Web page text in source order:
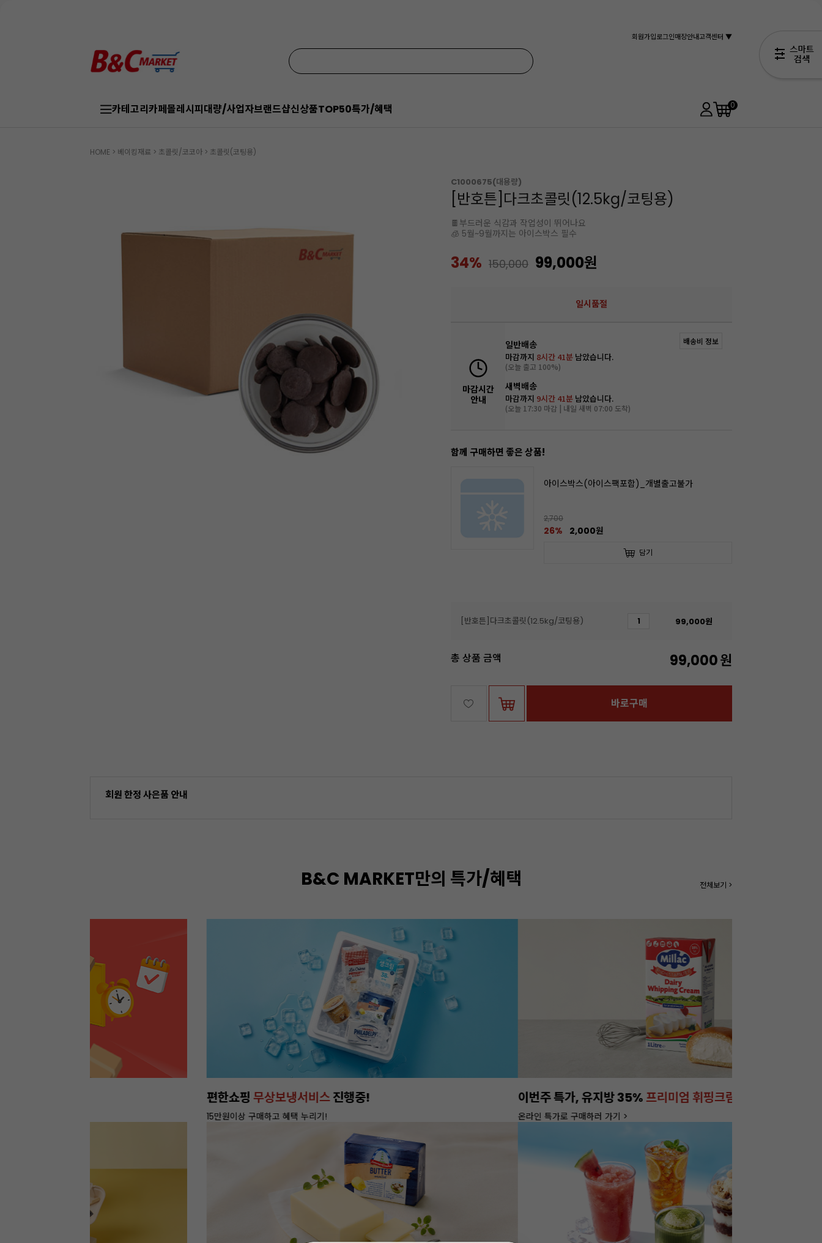
회원가입로그인매장안내고객센터 ▼
카테고리카페몰레시피대량/사업자브랜드샵신상품TOP50특가/혜택 0
HOME > 베이킹재료 > 초콜릿/코코아 > 초콜릿(코팅용)
C1000675(대용량)
[반호튼]다크초콜릿(12.5kg/코팅용)
🍫부드러운 식감과 작업성이 뛰어나요
🧊 5월~9월까지는 아이스박스 필수
34% 150,000 99,000원
일시품절
마감시간
안내
일반배송
마감까지 8시간 41분 남았습니다.
(오늘 출고 100%)
새벽배송
마감까지 9시간 41분 남았습니다.
(오늘 17:30 마감 | 내일 새벽 07:00 도착)
배송비 정보
함께 구매하면 좋은 상품!
아이스박스(아이스팩포함)_개별출고불가
2,700
26% 2,000원
담기
[반호튼]다크초콜릿(12.5kg/코팅용) 99,000원
총 상품 금액 99,000원
바로구매
회원 한정 사은품 안내
B&C MARKET만의 특가/혜택 전체보기 >
무상보냉서비스진행중!
15만원이상 구매하고 혜택 누리기!